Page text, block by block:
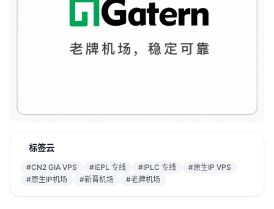
标签云
#CN2 GIA VPS #IEPL 专线 #IPLC 专线
#原生IP VPS
#原生IP机场
#新晋机场 #老牌机场